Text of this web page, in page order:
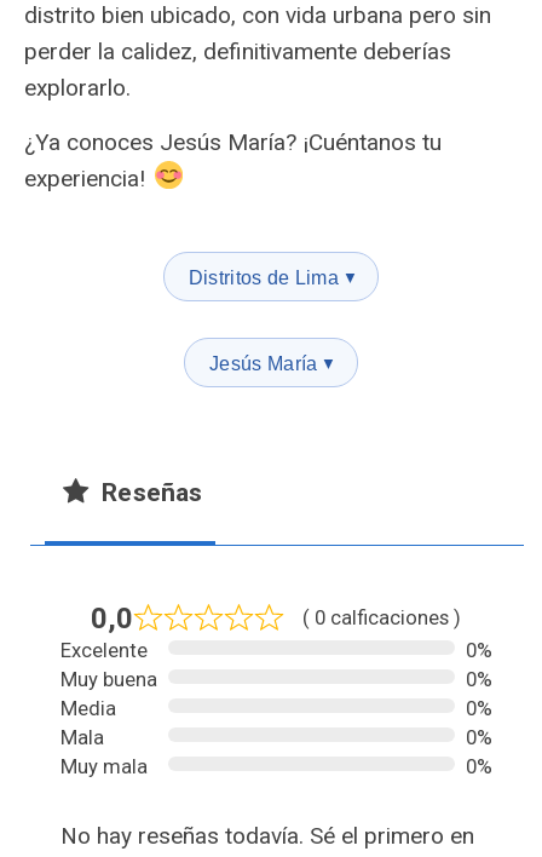
distrito bien ubicado, con vida urbana pero sin
perder la calidez, definitivamente deberías
explorarlo.
¿Ya conoces Jesús María? ¡Cuéntanos tu
experiencia!
Distritos de Lima ▼
Jesús María ▼
Reseñas
0,0
( 0 calficaciones )
Excelente
0%
Muy buena
0%
Media
0%
Mala
0%
Muy mala
0%
No hay reseñas todavía. Sé el primero en